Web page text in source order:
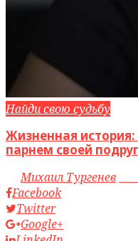
Найди свою судьбу
Жизненная история:
парнем своей
byМихаил Тургенев
Facebook
Twitter
Google+